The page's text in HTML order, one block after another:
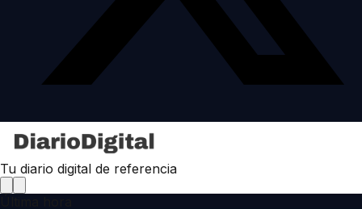
Tu diario digital de referencia